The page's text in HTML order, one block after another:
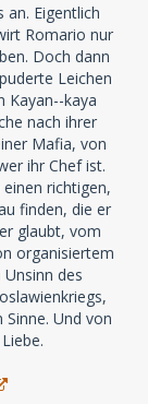
Eigentlich
Romario nur
Doch dann
Leichen
Kayan--kaya
nach ihrer
Mafia, von
ihr Chef ist.
richtigen,
finden, die er
glaubt, vom
organisiertem
des
Und von